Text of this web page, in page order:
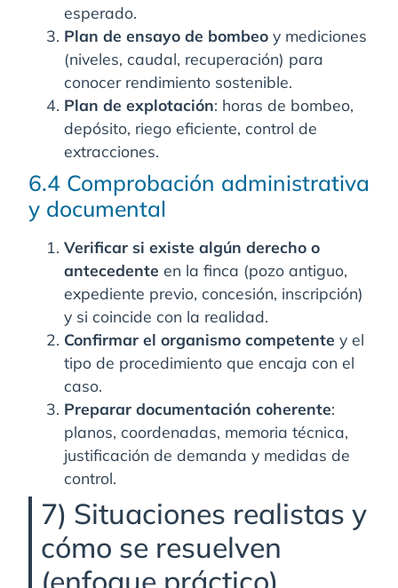
esperado.
Plan de ensayo de bombeo y mediciones
(niveles, caudal, recuperación) para
conocer rendimiento sostenible.
Plan de explotación: horas de bombeo,
depósito, riego eficiente, control de
extracciones.
6.4 Comprobación administrativa
y documental
Verificar si existe algún derecho o
antecedente en la finca (pozo antiguo,
expediente previo, concesión, inscripción)
y si coincide con la realidad.
Confirmar el organismo competente y el
tipo de procedimiento que encaja con el
caso.
Preparar documentación coherente:
planos, coordenadas, memoria técnica,
justificación de demanda y medidas de
control.
7) Situaciones realistas y
cómo se resuelven
(enfoque práctico)